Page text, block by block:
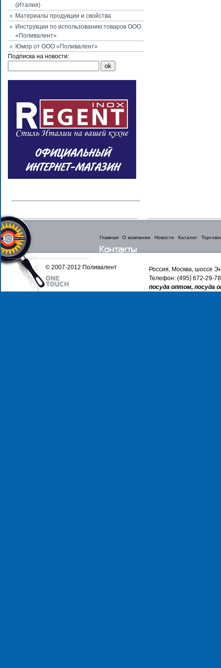
(Италия)
Материалы продукции и свойства
Инструкции по использованию товаров ООО
«Поливалент»
Юмор от ООО «Поливалент»
Подписка на новости:
Главная О компании Новости Каталог
Россия, Москва, шоссе
Телефон: (495) 672-29-
посуда оптом, посуда
© 2007-2012 Поливалент